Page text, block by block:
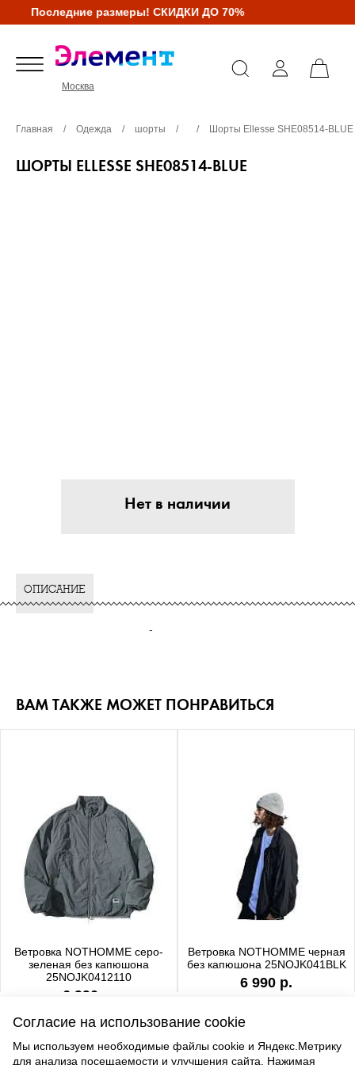
Последние размеры! СКИДКИ ДО 70%
Москва
Главная / Одежда / шорты / / Шорты Ellesse SHE08514-BLUE
ШОРТЫ ELLESSE SHE08514-BLUE
Нет в наличии
ОПИСАНИЕ
-
ВАМ ТАКЖЕ МОЖЕТ ПОНРАВИТЬСЯ
Ветровка NOTHOMME серо-
зеленая без капюшона
25NOJK0412110
6 990 р.
Ветровка NOTHOMME черная
без капюшона 25NOJK041BLK
6 990 р.
Согласие на использование cookie
Мы используем необходимые файлы cookie и Яндекс.Метрику
для анализа посещаемости и улучшения сайта. Нажимая